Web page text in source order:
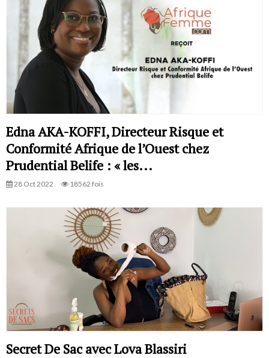
Edna AKA-KOFFI, Directeur Risque et
Conformité Afrique de l’Ouest chez
Prudential Belife : « les...
28 Oct 2022 18562 fois
Secret De Sac avec Lova Blassiri